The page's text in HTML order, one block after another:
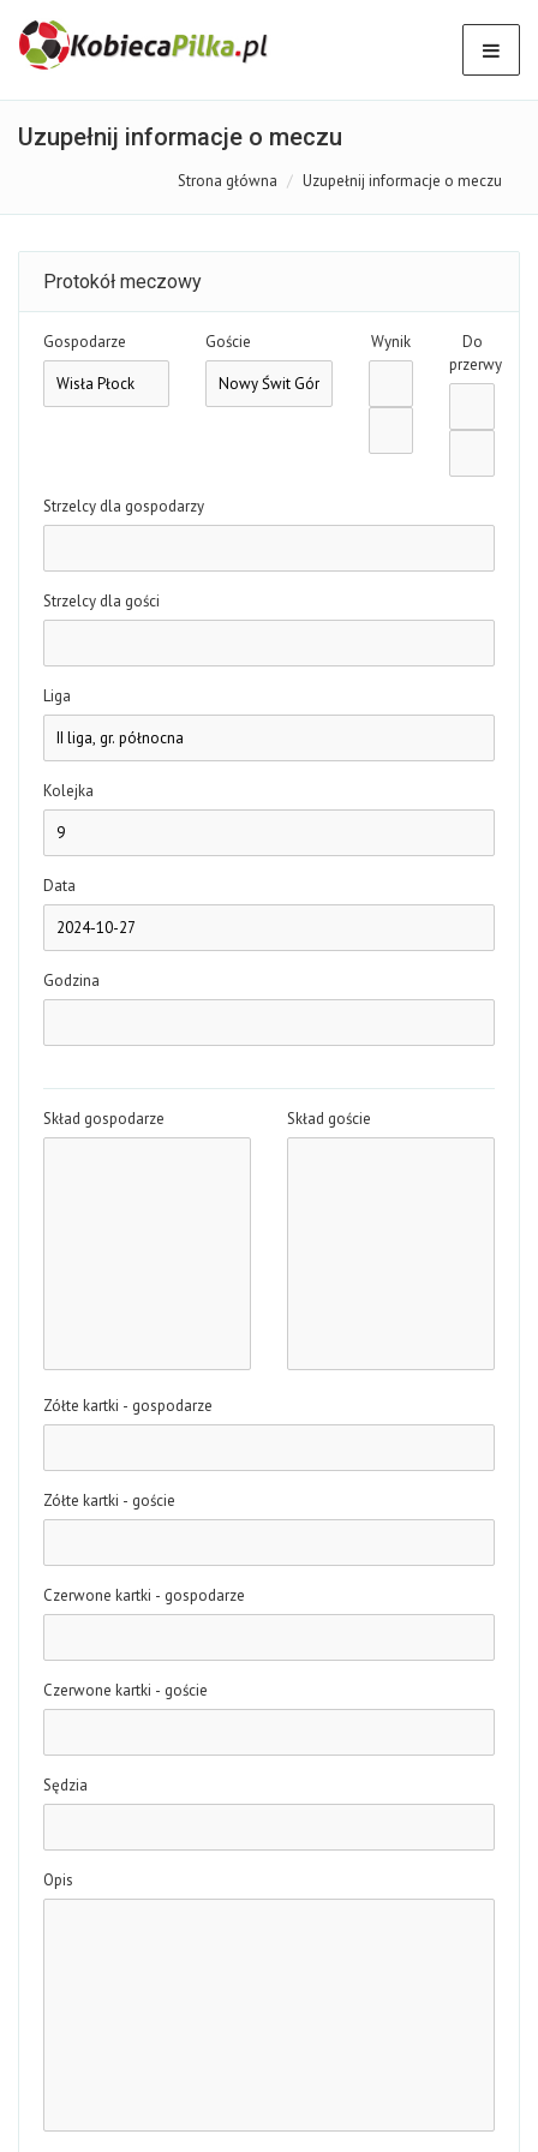
Uzupełnij informacje o meczu
Strona główna Uzupełnij informacje o meczu
Protokół meczowy
Gospodarze Goście Wynik
Do
przerwy
Strzelcy dla gospodarzy
Strzelcy dla gości
Liga
Kolejka
Data
Godzina
Skład gospodarze Skład goście
Zółte kartki - gospodarze
Zółte kartki - goście
Czerwone kartki - gospodarze
Czerwone kartki - goście
Sędzia
Opis